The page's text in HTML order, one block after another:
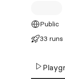
Public
33 runs